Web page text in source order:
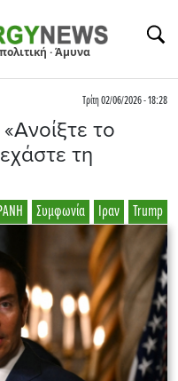
· Άμυνα
Τρίτη 02/06/2026 - 18:28
το
τη
Trump
Ιραν
Συμφωνία